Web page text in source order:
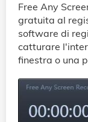
Free Any
gratuita al
software di
catturare
finestra o una